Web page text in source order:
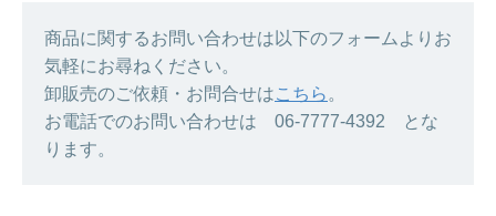
商品に関するお問い合わせは以下のフォームよりお
気軽にお尋ねください。
卸販売のご依頼・お問合せはこちら 。
お電話でのお問い合わせは 06-7777-4392 とな
ります。